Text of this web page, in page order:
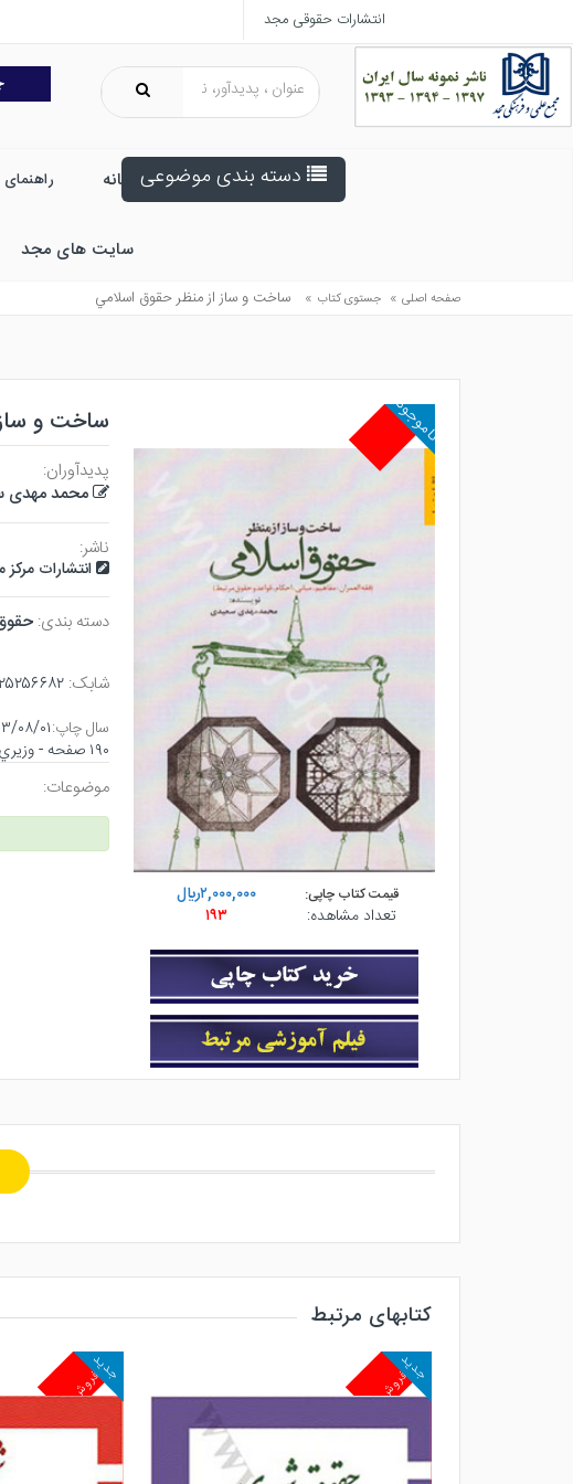
انتشارات حقوقی مجد
دسته بندی موضوعی خانه
سایت های مجد
صفحه اصلی » جستوی کتاب » ساخت و ساز از منظر حقوق اسلامي
ناموجود
قیمت کتاب چاپی:
۲,۰۰۰,۰۰۰ريال
تعداد مشاهده:
۱۹۳
ساخت و
پدیدآوران:
محمد مهدی
ناشر:
انتشارات
دسته بندی:
شابک:
سال چاپ:۱۴۰۳/
۱۹۰ صفحه - وزيري (شوميز) - چاپ ۱
موضوعات:
کتابهای مرتبط
پرفروش
جدید پرفروش
جدید